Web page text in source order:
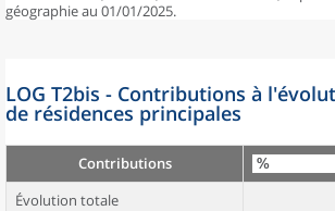
géographie au 01/01/2025.
LOG T2bis - Contributions à
de résidences principales
Contributions
Évolution totale